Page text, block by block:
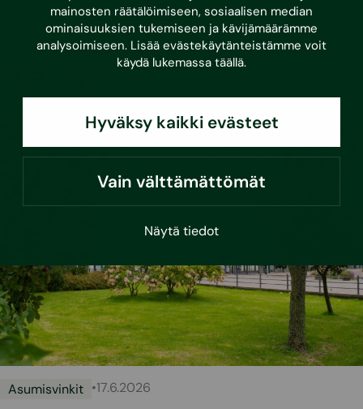
mainosten räätälöimiseen, sosiaalisen median
ominaisuuksien tukemiseen ja kävijämäärämme
analysoimiseen. Lisää evästekäytänteistämme voit
käydä lukemassa täällä.
Hyväksy kaikki evästeet
Vain välttämättömät
Näytä tiedot
Asuntokaupan kuntotarkastus
Lue myös:
Asumisvinkit •17.6.2026